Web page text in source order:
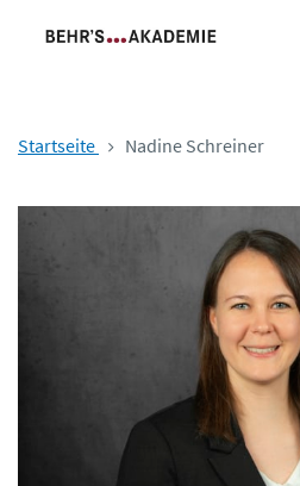
Startseite Nadine Schreiner